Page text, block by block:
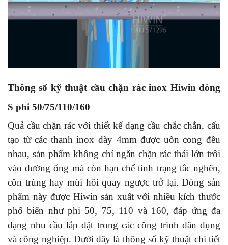
Thông số kỹ thuật cầu chặn rác inox Hiwin dòng
S phi 50/75/110/160
Quả cầu chặn rácvới thiết kế dạng cầu chắc chắn, cấu
tạo từ các thanh inox dày 4mm được uốn cong đều
nhau, sản phẩm không chỉ ngăn chặn rác thải lớn trôi
vào đường ống mà còn hạn chế tình trạng tắc nghẽn,
côn trùng hay mùi hôi quay ngược trở lại. Dòng sản
phẩm này được Hiwin sản xuất với nhiều kích thước
phổ biến như phi 50, 75, 110 và 160, đáp ứng đa
dạng nhu cầu lắp đặt trong các công trình dân dụng
và công nghiệp. Dưới đây là thông số kỹ thuật chi tiết